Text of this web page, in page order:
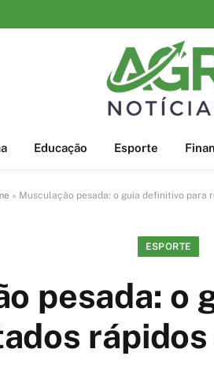
Educação Esporte
» Musculação pesada: o guia definitivo para
ESPORTE
pesada: o